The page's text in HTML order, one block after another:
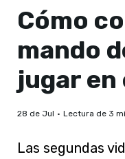
Cómo
mando
jugar en
28 de Jul Lectura de 3
Las segundas